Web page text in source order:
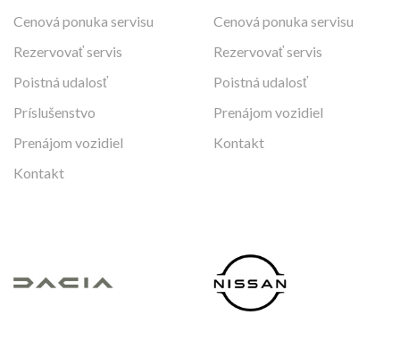
Cenová ponuka servisu
Rezervovať servis
Poistná udalosť
Príslušenstvo
Prenájom vozidiel
Kontakt
Cenová ponuka servisu
Rezervovať servis
Poistná udalosť
Prenájom vozidiel
Kontakt